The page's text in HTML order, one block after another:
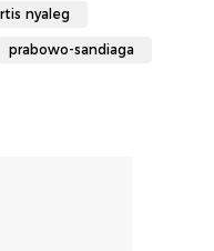
nyaleg
prabowo-sandiaga